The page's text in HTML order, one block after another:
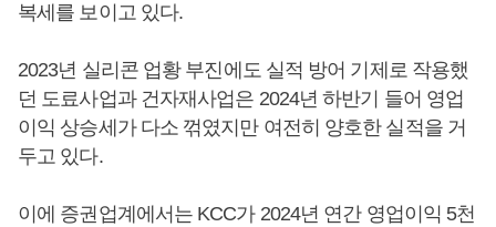
복세를 보이고 있다.
2023년 실리콘 업황 부진에도 실적 방어 기제로 작용했
던 도료사업과 건자재사업은 2024년 하반기 들어 영업
이익 상승세가 다소 꺾였지만 여전히 양호한 실적을 거
두고 있다.
이에 증권업계에서는 KCC가 2024년 연간 영업이익 5천